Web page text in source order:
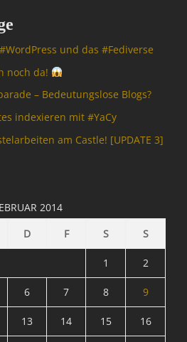
und das #Fediverse
noch da!
– Bedeutungslose Blogs?
indexieren mit #YaCy
am Castle! [UPDATE 3]
2014
D F S S
1 2
6 7 8 9
13 14 15 16